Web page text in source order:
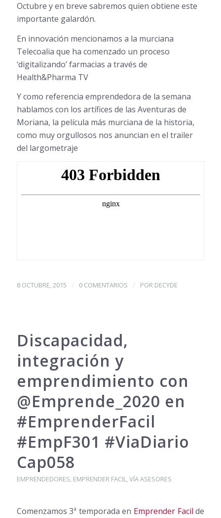
Octubre y en breve sabremos quien obtiene este
importante galardón.
En innovación mencionamos a la murciana
Telecoalia que ha comenzado un proceso
‘digitalizando’ farmacias a través de
Health&Pharma TV
Y como referencia emprendedora de la semana
hablamos con los artífices de las Aventuras de
Moriana, la película más murciana de la historia,
como muy orgullosos nos anuncian en el trailer
del largometraje
8 OCTUBRE, 2015 / 0 COMENTARIOS / POR DECYDE
Discapacidad,
integración y
emprendimiento con
@Emprende_2020 en
#EmprenderFacil
#EmpF301 #ViaDiario
Cap058
EMPRENDEDORES, EMPRENDER FACIL,VÍA ASESORES
Comenzamos 3ª temporada en Emprender Facil de